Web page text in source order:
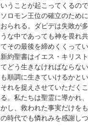
いうことが起こってくるので
ソロモン王位の確立のため
おられる。ダビデは失敗が
うな中であっても神を畏れ
てその最後を締めくくって
新約聖書はイエス・キリス
てどう生きなければならな
も順調に生きていけるかと
それを捉えさせていただく
る。私たちは聖霊に導かれ
かし、救われた事実だけを
の時代でも憐れみを感謝し